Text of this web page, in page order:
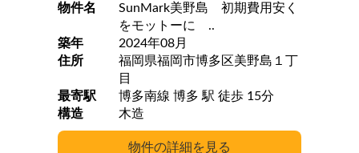
物件名
SunMark美野島 初期費用安く
をモットーに ..
築年
2024年08月
住所
福岡県福岡市博多区美野島１丁
目
最寄駅
博多南線 博多 駅 徒歩 15分
構造
木造